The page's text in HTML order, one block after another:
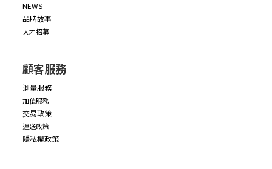
NEWS
品牌故事
人才招募
顧客服務
測量服務
加值服務
交易政策
運送政策
隱私權政策